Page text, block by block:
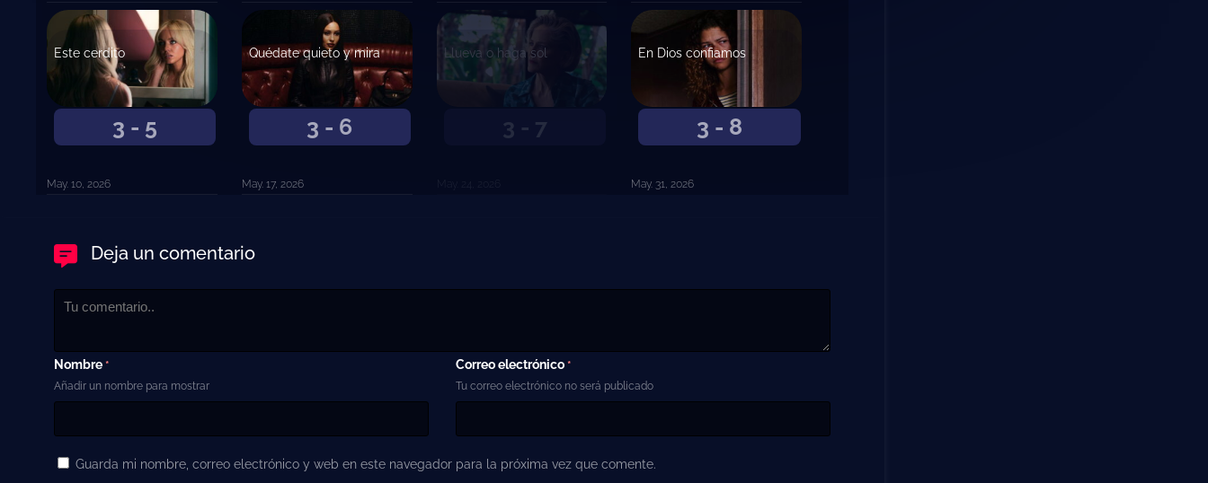
3 - 5
Este cerdito
May. 10, 2026
3 - 6
Quédate quieto y mira
May. 17, 2026
3 - 7
Llueva o haga sol
3 - 8
En Dios confiamos
May. 31, 2026
Deja un comentario
Nombre *
Añadir un nombre para mostrar
Correo electrónico *
Tu correo electrónico no será publicado
Guarda mi nombre, correo electrónico y web en este navegador para la próxima vez que comente.